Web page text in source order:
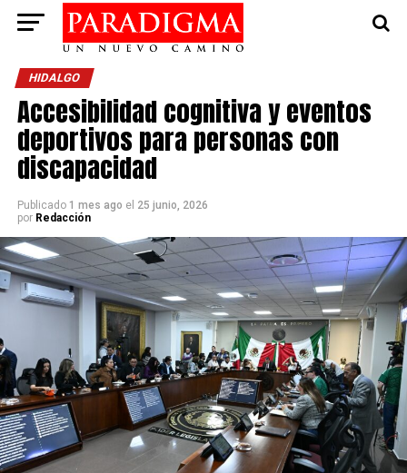
HIDALGO
Accesibilidad cognitiva y eventos
deportivos para personas con
discapacidad
Publicado 1 mes ago el 25 junio, 2026
por Redacción